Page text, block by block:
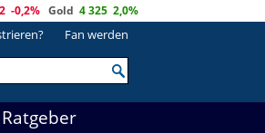
-0,2% Gold 4 325 2,0%
Fan werden
Ratgeber